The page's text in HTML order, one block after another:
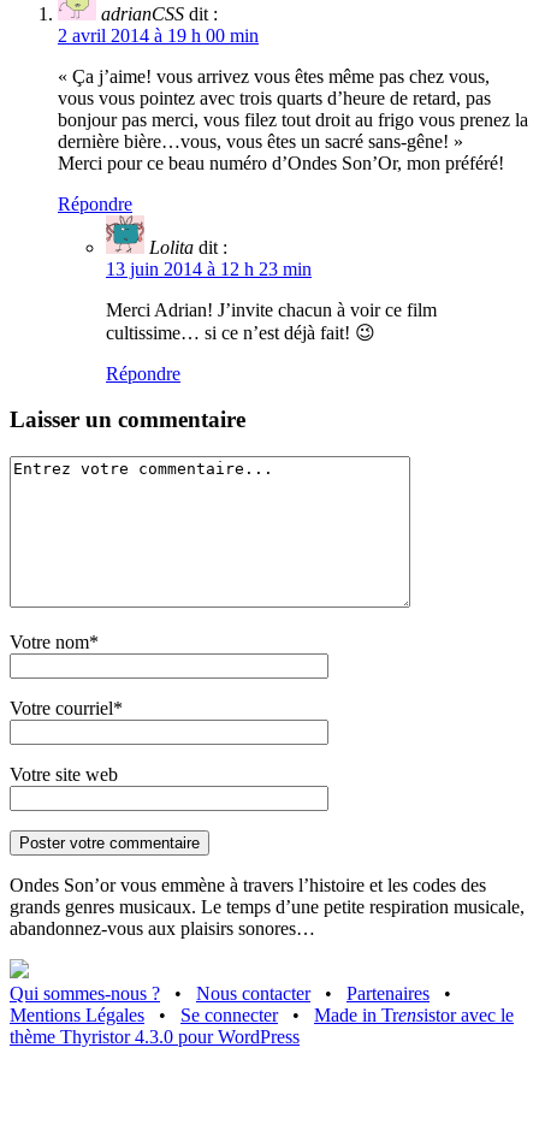
adrianCSS dit :
2 avril 2014 à 19 h 00 min
« Ça j’aime! vous arrivez vous êtes même pas chez vous,
vous vous pointez avec trois quarts d’heure de retard, pas
bonjour pas merci, vous filez tout droit au frigo vous prenez la
dernière bière…vous, vous êtes un sacré sans-gêne! »
Merci pour ce beau numéro d’Ondes Son’Or, mon préféré!
Répondre
Lolita dit :
13 juin 2014 à 12 h 23 min
Merci Adrian! J’invite chacun à voir ce film
cultissime… si ce n’est déjà fait! 😉
Répondre
Laisser un commentaire
Votre nom*
Votre courriel*
Votre site web
Ondes Son’or vous emmène à travers l’histoire et les codes des
grands genres musicaux. Le temps d’une petite respiration musicale,
abandonnez-vous aux plaisirs sonores…
Qui sommes-nous ? • Nous contacter • Partenaires
•
Mentions Légales
• Se connecter • Made in Trensistor avec le
thème Thyristor 4.3.0 pour WordPress